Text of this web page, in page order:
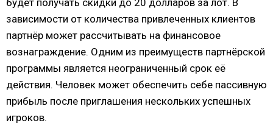
будет получать скидки до 20 долларов за лот. В
зависимости от количества привлеченных клиентов
партнёр может рассчитывать на финансовое
вознаграждение. Одним из преимуществ партнёрской
программы является неограниченный срок её
действия. Человек может обеспечить себе пассивную
прибыль после приглашения нескольких успешных
игроков.